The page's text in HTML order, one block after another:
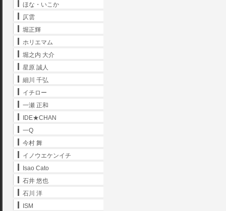
ほな・いこか
仄雲
堀正輝
ホリエマム
堀之内 大介
星原 誠人
細川 千弘
イチロー
一瀬 正和
IDE★CHAN
一Q
今村 舞
イノウエケンイチ
Isao Cato
石井 悠也
石川 洋
ISM